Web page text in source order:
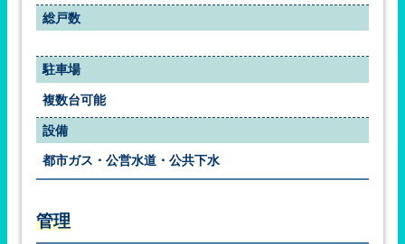
総戸数
駐車場
複数台可能
設備
都市ガス・公営水道・公共下水
管理